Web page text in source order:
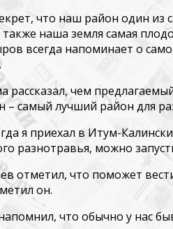
что наш район один из
наша земля самая
всегда напоминает о
рассказал, чем
– самый лучший район для
я приехал в Итум-
разнотравья, можно
отметил, что поможет
он.
что обычно у нас